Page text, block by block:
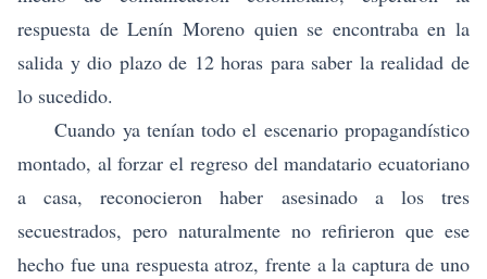
respuesta de Lenín Moreno quien se encontraba en la
salida y dio plazo de 12 horas para saber la realidad de
lo sucedido.
Cuando ya tenían todo el escenario propagandístico
montado, al forzar el regreso del mandatario ecuatoriano
a casa, reconocieron haber asesinado a los tres
secuestrados, pero naturalmente no refirieron que ese
hecho fue una respuesta atroz, frente a la captura de uno